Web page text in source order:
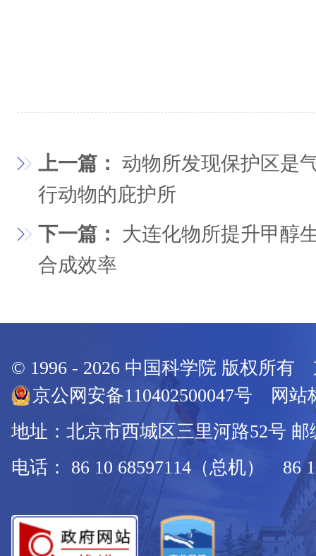
上一篇： 动物所发现保护区是
行动物的庇护所
下一篇： 大连化物所提升甲醇
合成效率
© 1996 - 2026 中国科学院 版权所有
京公网安备110402500047号 网站
地址：北京市西城区三里河路52号 邮
电话： 86 10 68597114（总机） 86